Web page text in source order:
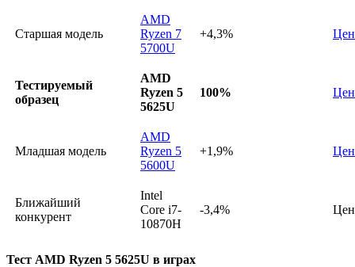
Старшая модель
AMD
Ryzen 7
5700U
+4,3%
Тестируемый
образец
AMD
Ryzen 5
5625U
100%
Младшая модель
AMD
Ryzen 5
5600U
+1,9%
Ближайший
конкурент
Intel
Core i7-
10870H
-3,4%
Тест AMD Ryzen 5 5625U в играх